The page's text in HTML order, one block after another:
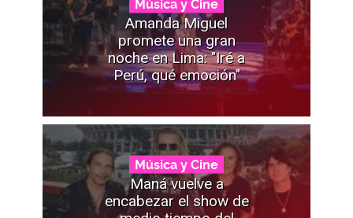
Música y Cine
Amanda Miguel
promete una gran
noche en Lima: "Iré a
Perú, qué emoción"
Música y Cine
Maná vuelve a
encabezar el show de